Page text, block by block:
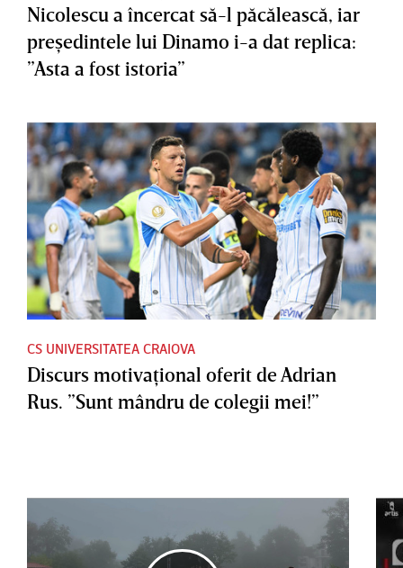
Nicolescu a încercat să-l păcălească, iar
preşedintele lui Dinamo i-a dat replica:
”Asta a fost istoria”
CS UNIVERSITATEA CRAIOVA
Discurs motivaţional oferit de Adrian
Rus. ”Sunt mândru de colegii mei!”